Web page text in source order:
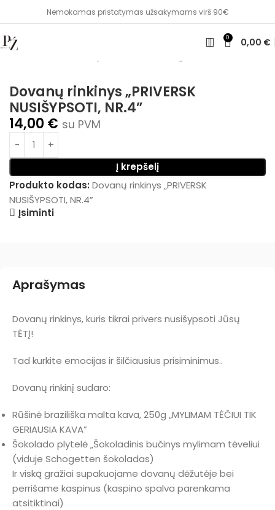
Nemokamas pristatymas užsakymams virš 90€
0 0,00 €
Dovanų rinkinys „PRIVERSK
NUSIŠYPSOTI, NR.4”
14,00 € su PVM
Į krepšelį
Produkto kodas: Dovanų rinkinys „PRIVERSK
NUSIŠYPSOTI, NR.4”
Įsiminti
Aprašymas
Dovanų rinkinys, kuris tikrai privers nusišypsoti Jūsų
TĖTĮ!
Tad kurkite emocijas ir šilčiausius prisiminimus..
Dovanų rinkinį sudaro:
Rūšinė braziliška malta kava, 250g „MYLIMAM TĖČIUI TIK
GERIAUSIA KAVA”
Šokolado plytelė „Šokoladinis bučinys mylimam tėveliui
(viduje Schogetten šokoladas)
Ir viską gražiai supakuojame dovanų dėžutėje bei
perrišame kaspinus (kaspino spalva parenkama
atsitiktinai)